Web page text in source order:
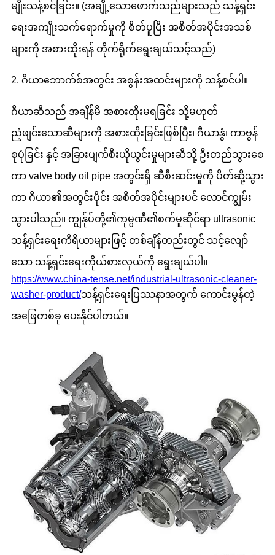
မျိုးသန့်စင်ခြင်း။ (အချို့သောဖောက်သည်များသည် သန့်ရှင်း
ရေးအကျိုးသက်ရောက်မှုကို စိတ်ပူပြီး အစိတ်အပိုင်းအသစ်
များကို အစားထိုးရန် တိုက်ရိုက်ရွေးချယ်သင့်သည်)
2. ဂီယာဘောက်စ်အတွင်း အစွန်းအထင်းများကို သန့်စင်ပါ။
ဂီယာဆီသည် အချိန်မီ အစားထိုးမရခြင်း သို့မဟုတ်
ညံ့ဖျင်းသောဆီများကို အစားထိုးခြင်းဖြစ်ပြီး၊ ဂီယာနွံ၊ ကာဗွန်
စုပုံခြင်း နှင့် အခြားပျက်စီးယိုယွင်းမှုများဆီသို့ ဦးတည်သွားစေ
ကာ valve body oil pipe အတွင်းရှိ ဆီစီးဆင်းမှုကို ပိတ်ဆို့သွား
ကာ ဂီယာ၏အတွင်းပိုင်း အစိတ်အပိုင်းများပင် လောင်ကျွမ်း
သွားပါသည်။ ကျွန်ုပ်တို့၏ကုမ္ပဏီ၏စက်မှုဆိုင်ရာ ultrasonic
သန့်ရှင်းရေးကိရိယာများဖြင့် တစ်ချိန်တည်းတွင် သင့်လျော်
သော သန့်ရှင်းရေးကိုယ်စားလှယ်ကို ရွေးချယ်ပါ။
https://www.china-tense.net/industrial-ultrasonic-cleaner-
washer-product/သန့်ရှင်းရေးပြဿနာအတွက် ကောင်းမွန်တဲ့
အဖြေတစ်ခု ပေးနိုင်ပါတယ်။